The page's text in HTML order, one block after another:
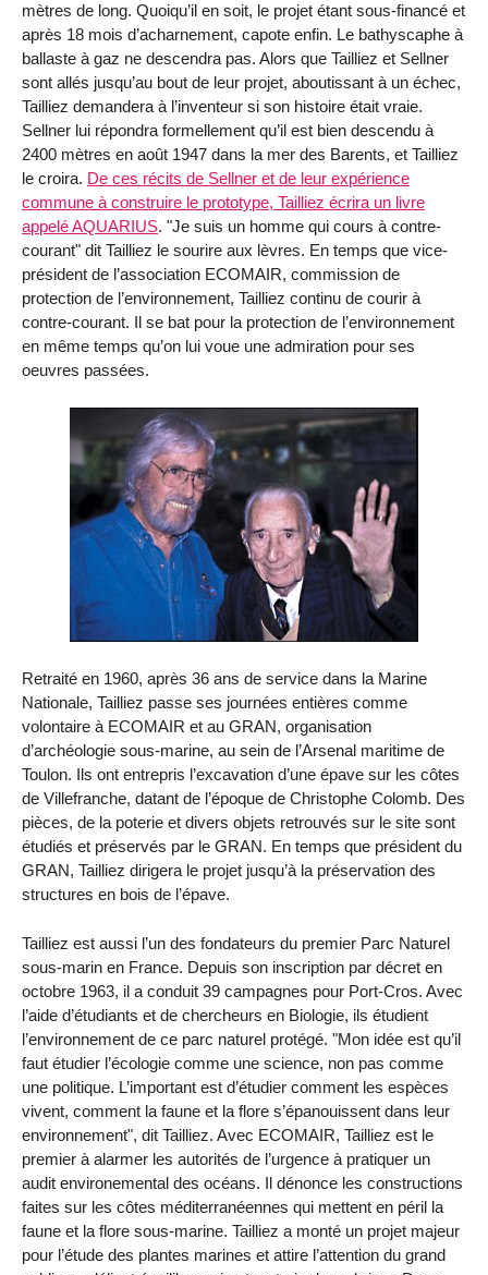
mètres de long. Quoiqu’il en soit, le projet étant sous-financé et
après 18 mois d’acharnement, capote enfin. Le bathyscaphe à
ballaste à gaz ne descendra pas. Alors que Tailliez et Sellner
sont allés jusqu’au bout de leur projet, aboutissant à un échec,
Tailliez demandera à l’inventeur si son histoire était vraie.
Sellner lui répondra formellement qu’il est bien descendu à
2400 mètres en août 1947 dans la mer des Barents, et Tailliez
le croira. De ces récits de Sellner et de leur expérience
commune à construire le prototype, Tailliez écrira un livre
appelé AQUARIUS. "Je suis un homme qui cours à contre-
courant" dit Tailliez le sourire aux lèvres. En temps que vice-
président de l’association ECOMAIR, commission de
protection de l’environnement, Tailliez continu de courir à
contre-courant. Il se bat pour la protection de l’environnement
en même temps qu’on lui voue une admiration pour ses
oeuvres passées.
Retraité en 1960, après 36 ans de service dans la Marine
Nationale, Tailliez passe ses journées entières comme
volontaire à ECOMAIR et au GRAN, organisation
d’archéologie sous-marine, au sein de l’Arsenal maritime de
Toulon. Ils ont entrepris l’excavation d’une épave sur les côtes
de Villefranche, datant de l’époque de Christophe Colomb. Des
pièces, de la poterie et divers objets retrouvés sur le site sont
étudiés et préservés par le GRAN. En temps que président du
GRAN, Tailliez dirigera le projet jusqu’à la préservation des
structures en bois de l’épave.
Tailliez est aussi l’un des fondateurs du premier Parc Naturel
sous-marin en France. Depuis son inscription par décret en
octobre 1963, il a conduit 39 campagnes pour Port-Cros. Avec
l’aide d’étudiants et de chercheurs en Biologie, ils étudient
l’environnement de ce parc naturel protégé. "Mon idée est qu’il
faut étudier l’écologie comme une science, non pas comme
une politique. L’important est d’étudier comment les espèces
vivent, comment la faune et la flore s’épanouissent dans leur
environnement", dit Tailliez. Avec ECOMAIR, Tailliez est le
premier à alarmer les autorités de l’urgence à pratiquer un
audit environemental des océans. Il dénonce les constructions
faites sur les côtes méditerranéennes qui mettent en péril la
faune et la flore sous-marine. Tailliez a monté un projet majeur
pour l’étude des plantes marines et attire l’attention du grand